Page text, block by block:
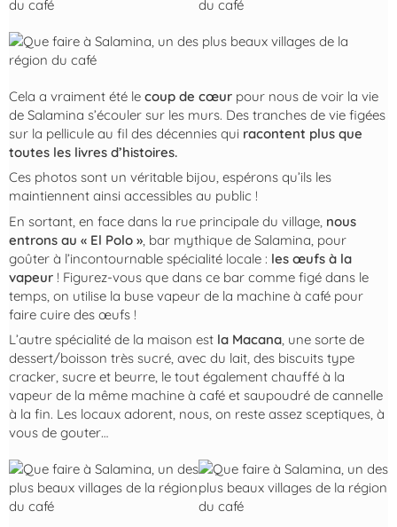
Cela a vraiment été le coup de cœur pour nous de voir la vie
de Salamina s’écouler sur les murs. Des tranches de vie figées
sur la pellicule au fil des décennies qui racontent plus que
toutes les livres d’histoires.
Ces photos sont un véritable bijou, espérons qu’ils les
maintiennent ainsi accessibles au public !
En sortant, en face dans la rue principale du village, nous
entrons au « El Polo », bar mythique de Salamina, pour
goûter à l’incontournable spécialité locale : les œufs à la
vapeur ! Figurez-vous que dans ce bar comme figé dans le
temps, on utilise la buse vapeur de la machine à café pour
faire cuire des œufs !
L’autre spécialité de la maison est la Macana, une sorte de
dessert/boisson très sucré, avec du lait, des biscuits type
cracker, sucre et beurre, le tout également chauffé à la
vapeur de la même machine à café et saupoudré de cannelle
à la fin. Les locaux adorent, nous, on reste assez sceptiques, à
vous de gouter…